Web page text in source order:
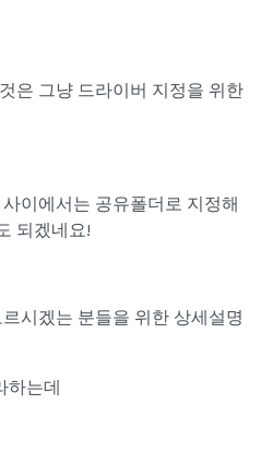
은 그냥 드라이버 지정을 위한
이에서는 공유폴더로 지정해
되겠네요!
시겠는 분들을 위한 상세설명
하는데